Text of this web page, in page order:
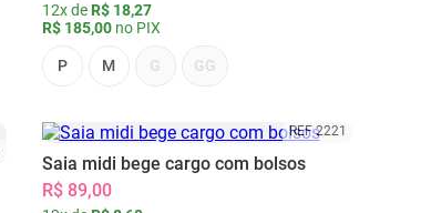
12x de R$ 18,27
R$ 185,00no PIX
P M G GG
REF 2221
Saia midi bege cargo com bolsos
R$ 89,00